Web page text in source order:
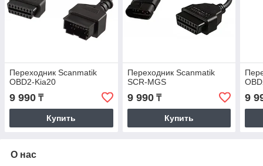
Переходник Scanmatik
OBD2-Kia20
9 990 ₸
Купить
Переходник Scanmatik
SCR-MGS
9 990₸
Купить
9
О нас